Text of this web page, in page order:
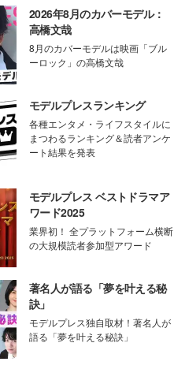
2026年8月のカバーモデル：
高橋文哉
8月のカバーモデルは映画「ブル
ーロック」の高橋文哉
モデルプレスランキング
各種エンタメ・ライフスタイルに
まつわるランキング＆読者アンケ
ート結果を発表
モデルプレス ベストドラマア
ワード2025
業界初！ 全プラットフォーム横断
の大規模読者参加型アワード
著名人が語る「夢を叶える秘
訣」
モデルプレス独自取材！著名人が
語る「夢を叶える秘訣」